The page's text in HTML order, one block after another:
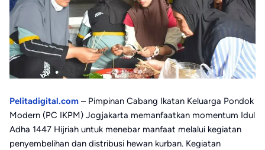
Pelitadigital.com – Pimpinan Cabang Ikatan Keluarga Pondok
Modern (PC IKPM) Jogjakarta memanfaatkan momentum Idul
Adha 1447 Hijriah untuk menebar manfaat melalui kegiatan
penyembelihan dan distribusi hewan kurban. Kegiatan